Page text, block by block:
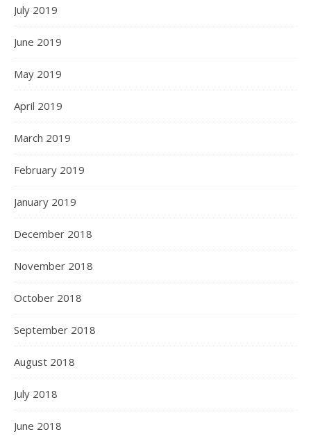
July 2019
June 2019
May 2019
April 2019
March 2019
February 2019
January 2019
December 2018
November 2018
October 2018
September 2018
August 2018
July 2018
June 2018